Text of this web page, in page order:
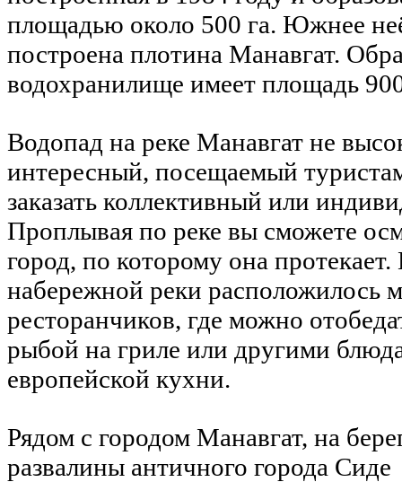
площадью около 500 га. Южнее
построена плотина Манавгат.
водохранилище имеет площадь
Водопад на реке Манавгат не
интересный, посещаемый
заказать коллективный или
Проплывая по реке вы сможете
город, по которому она
набережной реки расположилось
ресторанчиков, где можно
рыбой на гриле или другими
европейской кухни.
Рядом с городом Манавгат, на
развалины античного города Сиде